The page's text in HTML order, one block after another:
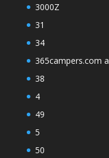
3000Z
31
34
365campers.com a
38
4
49
5
50